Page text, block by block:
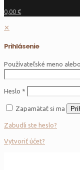
0,00 €
✕
Prihlásenie
Používateľské meno
Heslo *
Zapamätať si ma
Zabudli ste heslo?
Vytvoriť účet?